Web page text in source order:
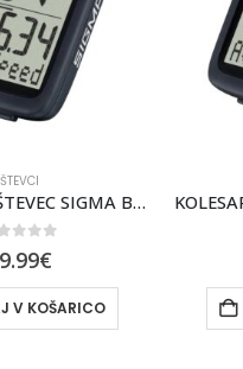
ŠTEVCI
KOLESARSKI ŠTEVEC SIGMA BC 8.0 WR
€
V KOŠARICO